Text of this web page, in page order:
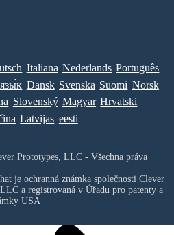
Italiana Nederlands Português
Dansk Svenska Suomi Norsk
Slovenský Magyar Hrvatski
Latvijas eesti
Prototypes, LLC - Všechna práva
je ochranná známka společnosti Clever
a registrovaná v Úřadu pro patenty a
USA